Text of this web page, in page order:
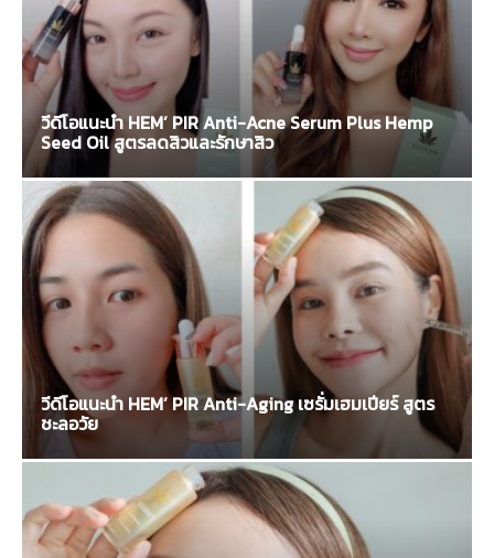
วีดีโอแนะนำ HEM’ PIR Anti-Acne Serum Plus Hemp
Seed Oil สูตรลดสิวและรักษาสิว
วีดีโอแนะนำ HEM’ PIR Anti-Aging เซรั่มเฮมเปียร์ สูตร
ชะลอวัย